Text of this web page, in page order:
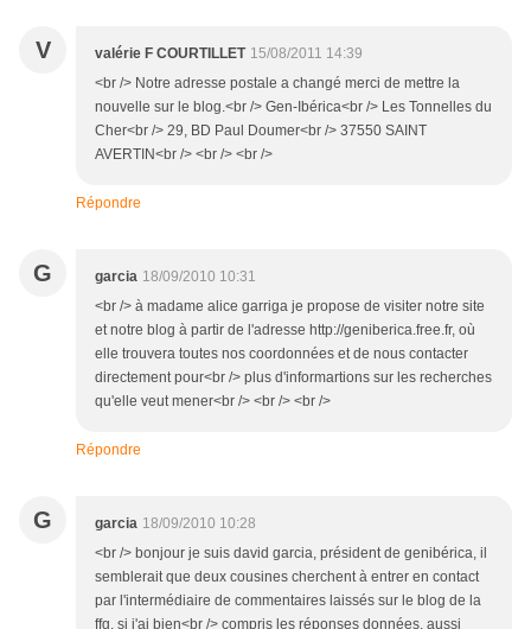
V valérie F COURTILLET 15/08/2011 14:39
<br /> Notre adresse postale a changé merci de mettre la
nouvelle sur le blog.<br /> Gen-Ibérica<br /> Les Tonnelles du
Cher<br /> 29, BD Paul Doumer<br /> 37550 SAINT
AVERTIN<br /> <br /> <br />
Répondre
G garcia 18/09/2010 10:31
<br /> à madame alice garriga je propose de visiter notre site
et notre blog à partir de l'adresse http://geniberica.free.fr, où
elle trouvera toutes nos coordonnées et de nous contacter
directement pour<br /> plus d'informartions sur les recherches
qu'elle veut mener<br /> <br /> <br />
Répondre
G garcia 18/09/2010 10:28
<br /> bonjour je suis david garcia, président de genibérica, il
semblerait que deux cousines cherchent à entrer en contact
par l'intermédiaire de commentaires laissés sur le blog de la
ffg, si j'ai bien<br /> compris les réponses données, aussi